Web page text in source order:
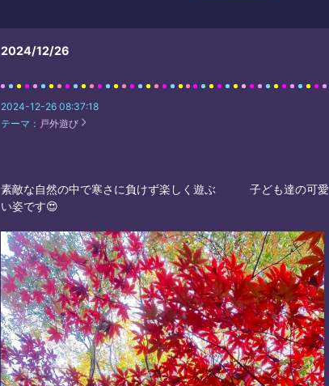
2024/12/26
2024-12-26 08:37:18
テーマ： 戸外遊び
素敵な自然の中で寒さに負けず楽しく遊ぶ 子ども達の可愛
い姿です😍